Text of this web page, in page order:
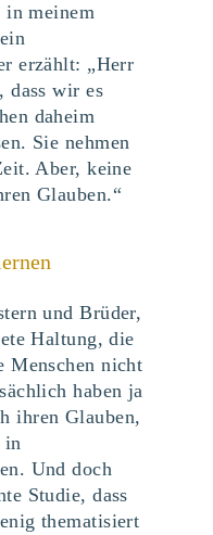
meinem
erzählt: „Herr
dass wir es
daheim
Sie nehmen
Aber, keine
Glauben.“
und Brüder,
Haltung, die
Menschen nicht
haben ja
ihren Glauben,
in
Und doch
Studie, dass
thematisiert